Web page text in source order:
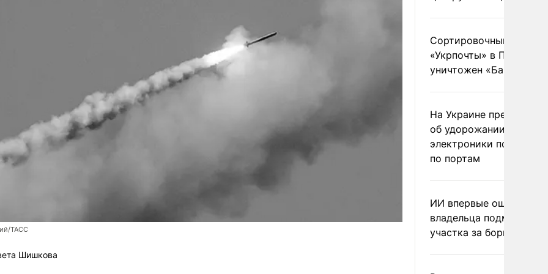
ТАСС
Шишкова
Сортировочный пункт
«Укрпочты» в
уничтожен
На Украине
об удорожании
электроники после
по портам
ИИ впервые
владельца
участка за борщевик